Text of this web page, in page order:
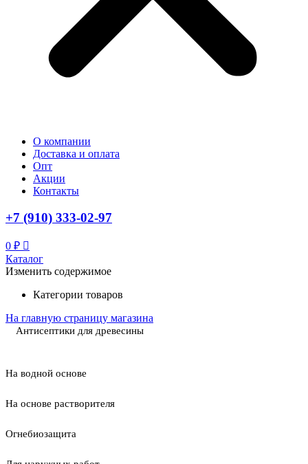
О компании
Доставка и оплата
Опт
Акции
Контакты
+7 (910) 333-02-97
0 ₽
Каталог
Изменить содержимое
Категории товаров
На главную страницу магазина
Антисептики для древесины
На водной основе
На основе растворителя
Огнебиозащита